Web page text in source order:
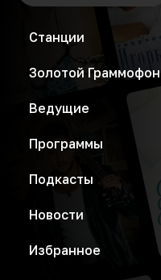
Станции
Золотой Граммофон
Ведущие
Программы
Подкасты
Новости
Избранное